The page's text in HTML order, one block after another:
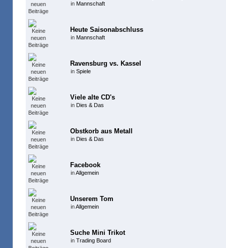
in Mannschaft
Heute Saisonabschluss
in Mannschaft
Ravensburg vs. Kassel
in Spiele
Viele alte CD's
in Dies & Das
Obstkorb aus Metall
in Dies & Das
Facebook
inAllgemein
Unserem Tom
inAllgemein
Suche Mini Trikot
in Trading Board